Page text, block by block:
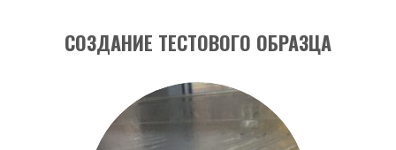
СОЗДАНИЕ ТЕСТОВОГО ОБРАЗЦА